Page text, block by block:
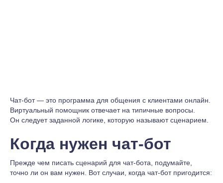
Чат-бот — это программа для общения с клиентами онлайн.
Виртуальный помощник отвечает на типичные вопросы.
Он следует заданной логике, которую называют сценарием.
Когда нужен чат-бот
Прежде чем писать сценарий для чат-бота, подумайте,
точно ли он вам нужен. Вот случаи, когда чат-бот пригодится: